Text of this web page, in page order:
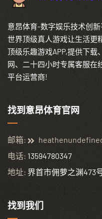
意昂体育-数字娱乐技术创
世界顶级真人游戏让生活更
顶级乐趣游戏APP,提供下载
网、二十四小时专属客服在
平台运营商!
找到意昂体育官网
邮箱:
电话: 13594780347
地址: 界首市佣萝之渊473
找到我们